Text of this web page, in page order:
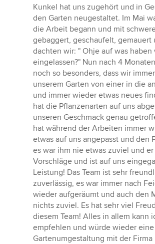
5
Sternen
Kunkel hat uns zugehört und in
den Garten neugestaltet. Im Mai
die Arbeit begann und mit
gebaggert, geschaufelt, gemauert
dachten wir: " Ohje auf was haben
eingelassen?" Nun nach 4
noch so besonders, dass wir
unserem Garten von einer in die
und immer wieder etwas neues
hat die Pflanzenarten auf uns
unseren Geschmack genau
hat während der Arbeiten immer
etwas auf uns angepasst und den
es war ihm nie etwas zuviel und
Vorschläge und ist auf uns
Leistung! Das Team ist sehr
zuverlässig, es war immer nach
wieder aufgeräumt und auch den
nichts zuviel. Es hat sehr viel
diesem Team! Alles in allem kann
empfehlen und würde wieder eine
Gartenumgestaltung mit der Firma